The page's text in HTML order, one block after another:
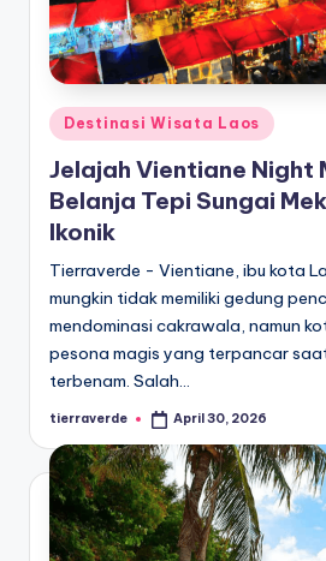
a
T
er
p
o
p
er
diminati,
baik
di
dalam
negeri
maupun
mancanegara.
Posted
in
Destinasi Wisata Laos
Jelajah Vientiane Night
Belanja Tepi Sungai
Ikonik
Tierraverde - Vientiane, ibu kota
mungkin tidak memiliki gedung
mendominasi cakrawala, namun
pesona magis yang terpancar
terbenam. Salah…
Posted
tierraverde April 30, 2026